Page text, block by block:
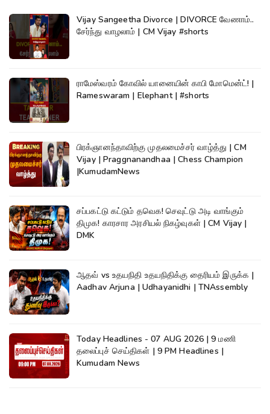
Vijay Sangeetha Divorce | DIVORCE வேணாம்..
சேர்ந்து வாழலாம் | CM Vijay #shorts
ராமேஸ்வரம் கோவில் யானையின் காபி மோமென்ட்! |
Rameswaram | Elephant | #shorts
பிரக்ஞானந்தாவிற்கு முதலமைச்சர் வாழ்த்து | CM
Vijay | Praggnanandhaa | Chess Champion
|KumudamNews
சப்பகட்டு கட்டும் தவெக! செவுட்டு அடி வாங்கும்
திமுக! காரசார அரசியல் நிகழ்வுகள் | CM Vijay |
DMK
ஆதவ் vs உதயநிதி உதயநிதிக்கு தைரியம் இருக்க |
Aadhav Arjuna | Udhayanidhi | TNAssembly
Today Headlines - 07 AUG 2026 | 9 மணி
தலைப்புச் செய்திகள் | 9 PM Headlines |
Kumudam News